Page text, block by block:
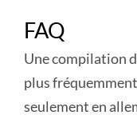
Registre
des
personnes
FAQ
Une compilation
plus
seulement en